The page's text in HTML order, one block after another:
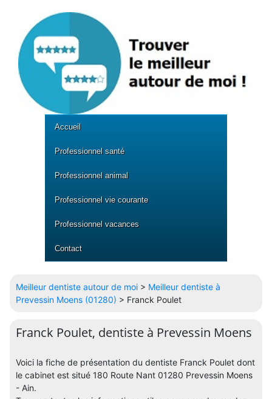
Accueil
Professionnel santé
Professionnel animal
Professionnel vie courante
Professionnel vacances
Contact
Meilleur dentiste autour de moi > Meilleur dentiste à
Prevessin Moens (01280) > Franck Poulet
Franck Poulet, dentiste à Prevessin Moens
Voici la fiche de présentation du dentiste Franck Poulet dont
le cabinet est situé 180 Route Nant 01280 Prevessin Moens
- Ain.